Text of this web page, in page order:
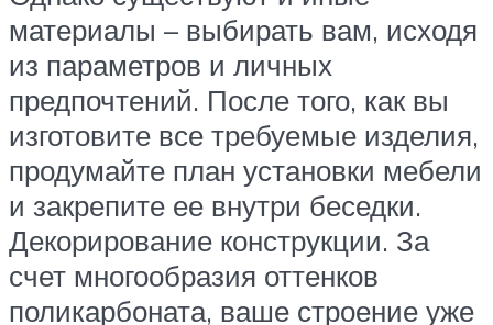
материалы – выбирать вам, исходя
из параметров и личных
предпочтений. После того, как вы
изготовите все требуемые изделия,
продумайте план установки мебели
и закрепите ее внутри беседки.
Декорирование конструкции. За
счет многообразия оттенков
поликарбоната, ваше строение уже